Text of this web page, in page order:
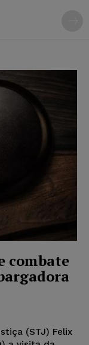
combate
(STJ) Felix